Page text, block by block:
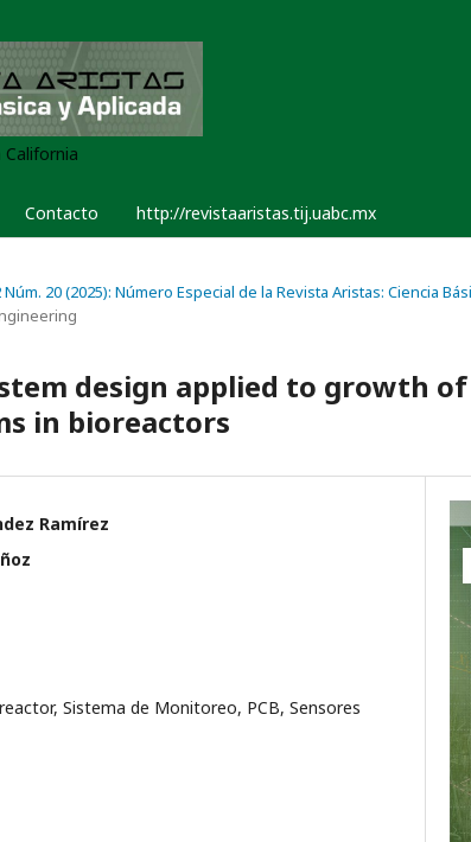
Contacto http://revistaaristas.tij.uabc.mx
Núm. 20 (2025): Número Especial de la Revista Aristas: Ciencia
design applied to growth
in bioreactors
Ramírez
Sistema de Monitoreo, PCB, Sensores